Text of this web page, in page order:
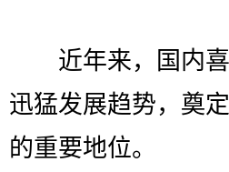
近年来，国内喜
迅猛发展趋势，奠
的重要地位。